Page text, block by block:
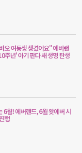
오 여동생 생겼어요" 에버랜
주년' 아기 판다 새 생명 탄생
6월! 에버랜드, 6월 왓에버 시
행